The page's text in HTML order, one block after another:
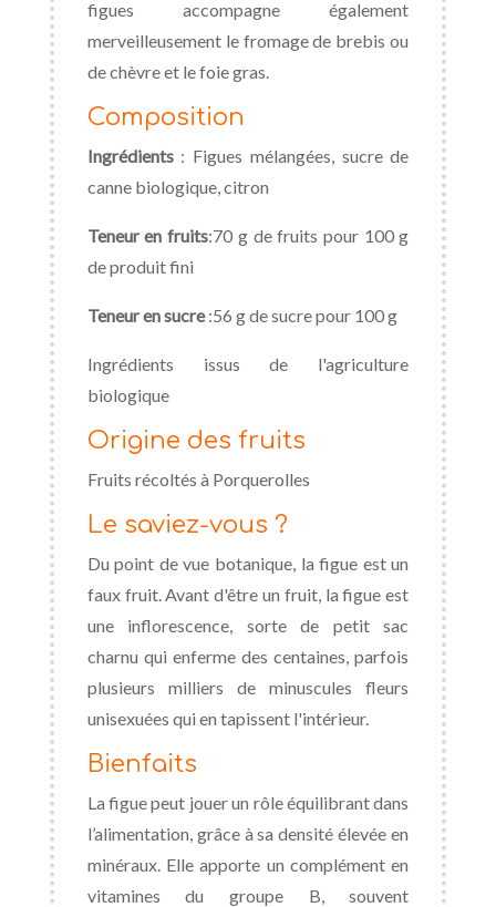
figues accompagne également
merveilleusement le fromage de brebis ou
de chèvre et le foie gras.
Composition
Ingrédients: Figues mélangées, sucre de
canne biologique, citron
Teneur en fruits:70 g de fruits pour 100 g
de produit fini
Teneur en sucre:56 g de sucre pour 100 g
Ingrédients issus de l'agriculture
biologique
Origine des fruits
Fruits récoltés à Porquerolles
Le saviez-vous ?
Du point de vue botanique, la figue est un
faux fruit. Avant d'être un fruit, la figue est
une inflorescence, sorte de petit sac
charnu qui enferme des centaines, parfois
plusieurs milliers de minuscules fleurs
unisexuées qui en tapissent l'intérieur.
Bienfaits
La figue peut jouer un rôle équilibrant dans
l’alimentation, grâce à sa densité élevée en
minéraux. Elle apporte un complément en
vitamines du groupe B, souvent